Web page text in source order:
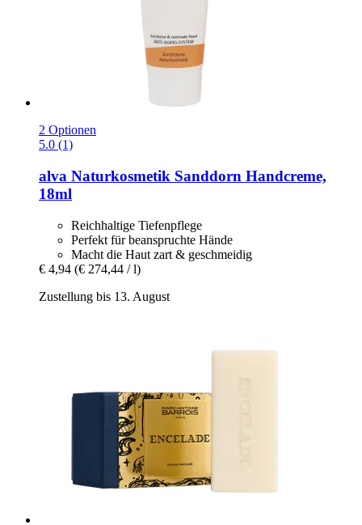
2 Optionen
5.0 (1)
alva Naturkosmetik Sanddorn Handcreme,
18ml
Reichhaltige Tiefenpflege
Perfekt für beanspruchte Hände
Macht die Haut zart & geschmeidig
€ 4,94 (€ 274,44 / l)
Zustellung bis 13. August